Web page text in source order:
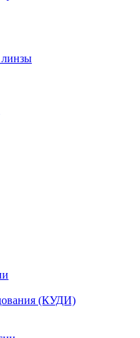
линзы
(КУДИ)